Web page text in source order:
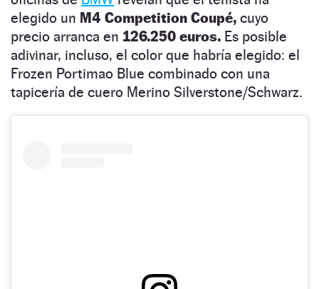
elegido un M4 Competition Coupé, cuyo
precio arranca en 126.250 euros. Es posible
adivinar, incluso, el color que habría elegido: el
Frozen Portimao Blue combinado con una
tapicería de cuero Merino Silverstone/Schwarz.